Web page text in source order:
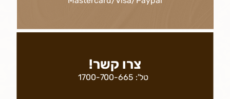
צרו קשר!
טל': 1700-700-665